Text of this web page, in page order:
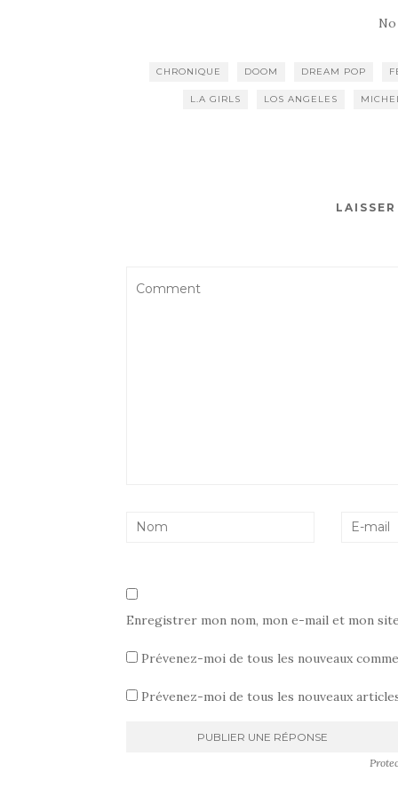
CHRONIQUE DOOM DREAM POP
L.A GIRLS LOS ANGELES
Enregistrer mon nom, mon e-mail et mon
Prévenez-moi de tous les nouveaux
Prévenez-moi de tous les nouveaux